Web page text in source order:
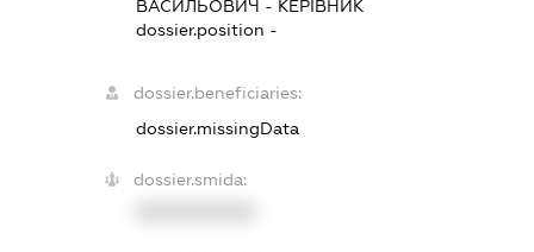
ВАСИЛЬОВИЧ - КЕРІВНИК
dossier.position -
dossier.beneficiaries:
dossier.missingData
dossier.smida: